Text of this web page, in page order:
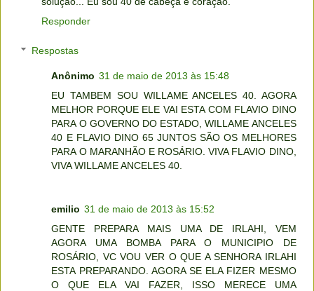
Responder
Respostas
Anônimo 31 de maio de 2013 às 15:48
EU TAMBEM SOU WILLAME ANCELES 40. AGORA
MELHOR PORQUE ELE VAI ESTA COM FLAVIO DINO
PARA O GOVERNO DO ESTADO, WILLAME ANCELES
40 E FLAVIO DINO 65 JUNTOS SÃO OS MELHORES
PARA O MARANHÃO E ROSÁRIO. VIVA FLAVIO DINO,
VIVA WILLAME ANCELES 40.
emilio 31 de maio de 2013 às 15:52
GENTE PREPARA MAIS UMA DE IRLAHI, VEM
AGORA UMA BOMBA PARA O MUNICIPIO DE
ROSÁRIO, VC VOU VER O QUE A SENHORA IRLAHI
ESTA PREPARANDO. AGORA SE ELA FIZER MESMO
O QUE ELA VAI FAZER, ISSO MERECE UMA